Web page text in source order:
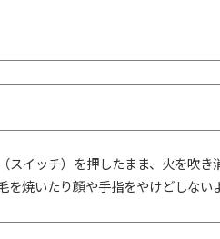
イッチ）を押したまま、火を吹き
を焼いたり顔や手指をやけどしない